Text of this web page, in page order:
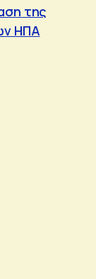
της
ΗΠΑ